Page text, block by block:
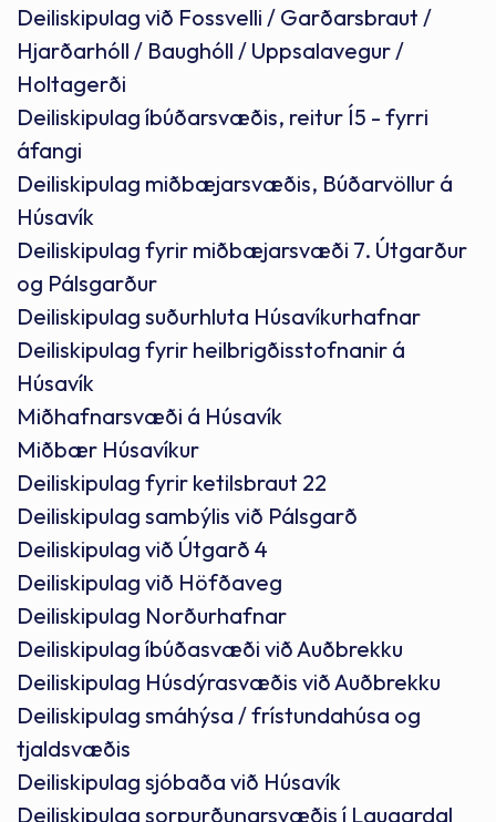
Deiliskipulag við Fossvelli / Garðarsbraut /
Hjarðarhóll / Baughóll / Uppsalavegur /
Holtagerði
Deiliskipulag íbúðarsvæðis, reitur Í5 - fyrri
áfangi
Deiliskipulag miðbæjarsvæðis, Búðarvöllur á
Húsavík
Deiliskipulag fyrir miðbæjarsvæði 7. Útgarður
og Pálsgarður
Deiliskipulag suðurhluta Húsavíkurhafnar
Deiliskipulag fyrir heilbrigðisstofnanir á
Húsavík
Miðhafnarsvæði á Húsavík
Miðbær Húsavíkur
Deiliskipulag fyrir ketilsbraut 22
Deiliskipulag sambýlis við Pálsgarð
Deiliskipulag við Útgarð 4
Deiliskipulag við Höfðaveg
Deiliskipulag Norðurhafnar
Deiliskipulag íbúðasvæði við Auðbrekku
Deiliskipulag Húsdýrasvæðis við Auðbrekku
Deiliskipulag smáhýsa / frístundahúsa og
tjaldsvæðis
Deiliskipulag sjóbaða við Húsavík
Deiliskipulag sorpurðunarsvæðis í Laugardal